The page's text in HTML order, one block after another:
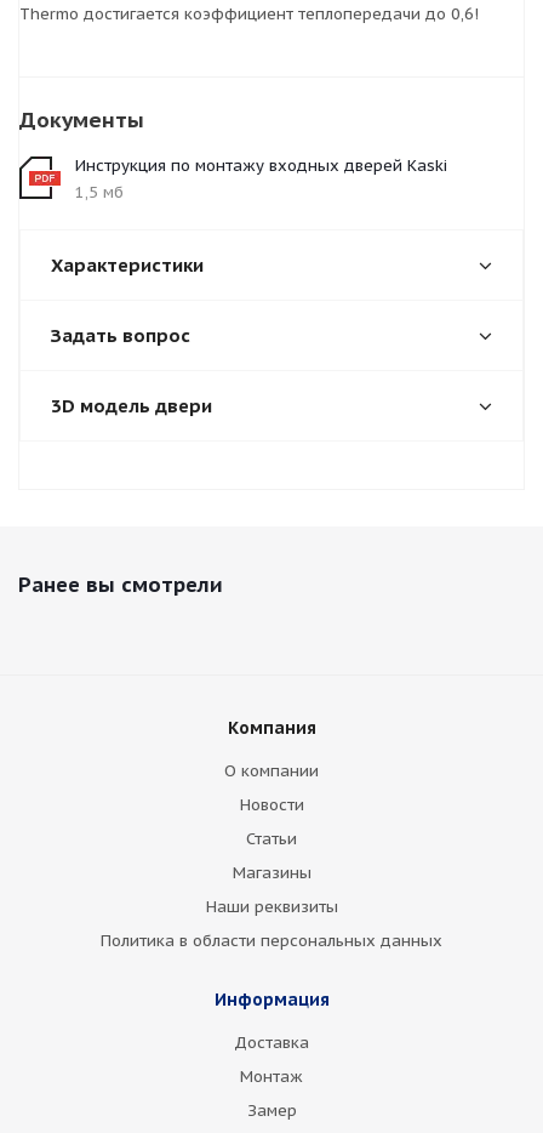
Thermo достигается коэффициент теплопередачи до 0,6!
Документы
Инструкция по монтажу входных дверей Kaski
1,5 мб
Характеристики
Задать вопрос
3D модель двери
Ранее вы смотрели
Компания
О компании
Новости
Статьи
Магазины
Наши реквизиты
Политика в области персональных данных
Информация
Доставка
Монтаж
Замер